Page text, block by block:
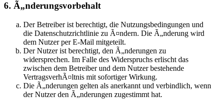
6. Ã„nderungsvorbehalt
Der Betreiber ist berechtigt, die Nutzungsbedingungen und
die Datenschutzrichtlinie zu Ã¤ndern. Die Ã„nderung wird
dem Nutzer per E-Mail mitgeteilt.
Der Nutzer ist berechtigt, den Ã„nderungen zu
widersprechen. Im Falle des Widerspruchs erlischt das
zwischen dem Betreiber und dem Nutzer bestehende
VertragsverhÃ¤ltnis mit sofortiger Wirkung.
Die Ã„nderungen gelten als anerkannt und verbindlich, wenn
der Nutzer den Ã„nderungen zugestimmt hat.